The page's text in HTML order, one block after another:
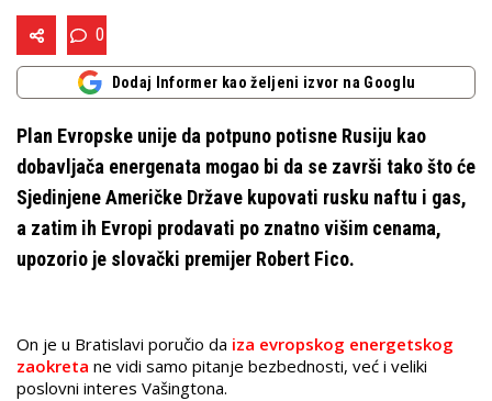
0
Dodaj Informer kao željeni izvor na Googlu
Plan Evropske unije da potpuno potisne Rusiju kao
dobavljača energenata mogao bi da se završi tako što će
Sjedinjene Američke Države kupovati rusku naftu i gas,
a zatim ih Evropi prodavati po znatno višim cenama,
upozorio je slovački premijer Robert Fico.
On je u Bratislavi poručio da iza evropskog energetskog
zaokreta ne vidi samo pitanje bezbednosti, već i veliki
poslovni interes Vašingtona.